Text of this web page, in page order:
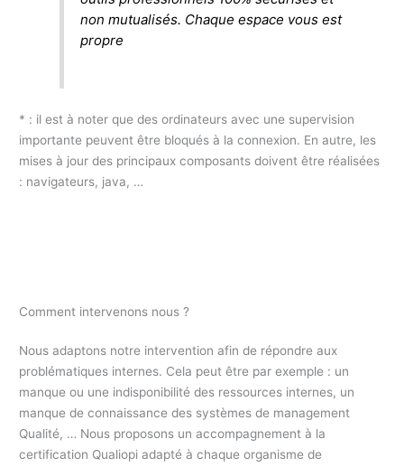
non mutualisés. Chaque espace vous est
propre
* : il est à noter que des ordinateurs avec une supervision
importante peuvent être bloqués à la connexion. En autre, les
mises à jour des principaux composants doivent être réalisées
: navigateurs, java, …
Comment intervenons nous ?
Nous adaptons notre intervention afin de répondre aux
problématiques internes. Cela peut être par exemple : un
manque ou une indisponibilité des ressources internes, un
manque de connaissance des systèmes de management
Qualité, … Nous proposons un accompagnement à la
certification Qualiopi adapté à chaque organisme de